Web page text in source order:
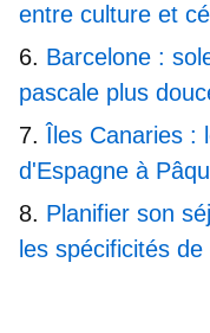
entre culture et
Barcelone :
pascale plus
Îles Canaries :
d'Espagne à
Planifier son
les spécificités